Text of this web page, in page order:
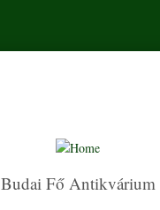
Budai Fő Antikvárium